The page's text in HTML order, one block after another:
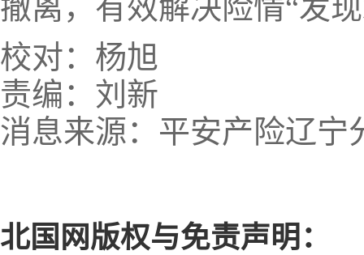
撤离，有效解决险情“发
校对：杨旭
责编：刘新
消息来源：平安产险辽宁
北国网版权与免责声明：